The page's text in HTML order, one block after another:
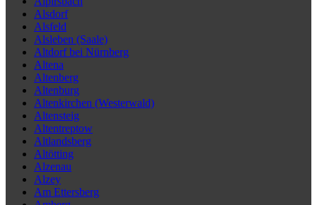
Alsdorf
Alsfeld
Alsleben (Saale)
Altdorf bei Nürnberg
Altena
Altenberg
Altenburg
Altenkirchen (Westerwald)
Altensteig
Altentreptow
Altlandsberg
Altötting
Alzenau
Alzey
Am Ettersberg